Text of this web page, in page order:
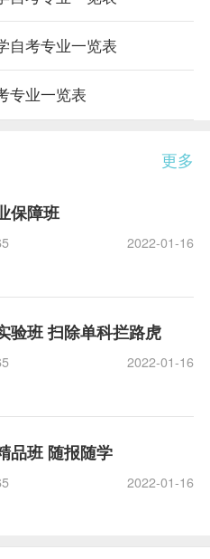
自考专业一览表
专业一览表
更多
保障班
2022-01-16
验班 扫除单科拦路虎
2022-01-16
品班 随报随学
2022-01-16